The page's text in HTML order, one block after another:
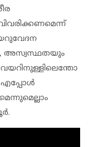
അസ്വസ്ഥതയും